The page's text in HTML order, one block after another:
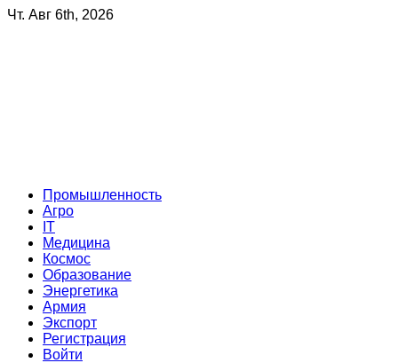
Чт. Авг 6th, 2026
Primary
Menu
Промышленность
Агро
IT
Медицина
Космос
Образование
Энергетика
Армия
Экспорт
Регистрация
Войти